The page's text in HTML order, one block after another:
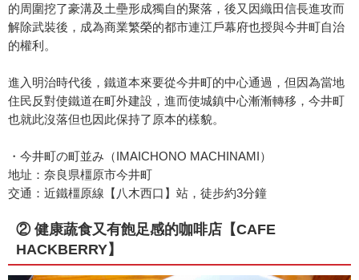
的周圍挖了豪溝及土壘形成獨自的聚落，後又因織田信長進攻而
解除武裝後，成為商業繁榮的都市連江戶幕府也授與今井町自治
的權利。
進入明治時代後，鐵道本來要從今井町的中心通過，但因為當地
住民反對使鐵道在町外建設，進而使城鎮中心漸漸轉移，今井町
也就此沒落但也因此保持了原本的樣貌。
・今井町の町並み（IMAICHONO MACHINAMI）
地址：奈良県橿原市今井町
交通：近鐵橿原線【八木西口】站，徒步約3分鐘
② 健康蔬食又有飽足感的咖啡店【CAFE
HACKBERRY】